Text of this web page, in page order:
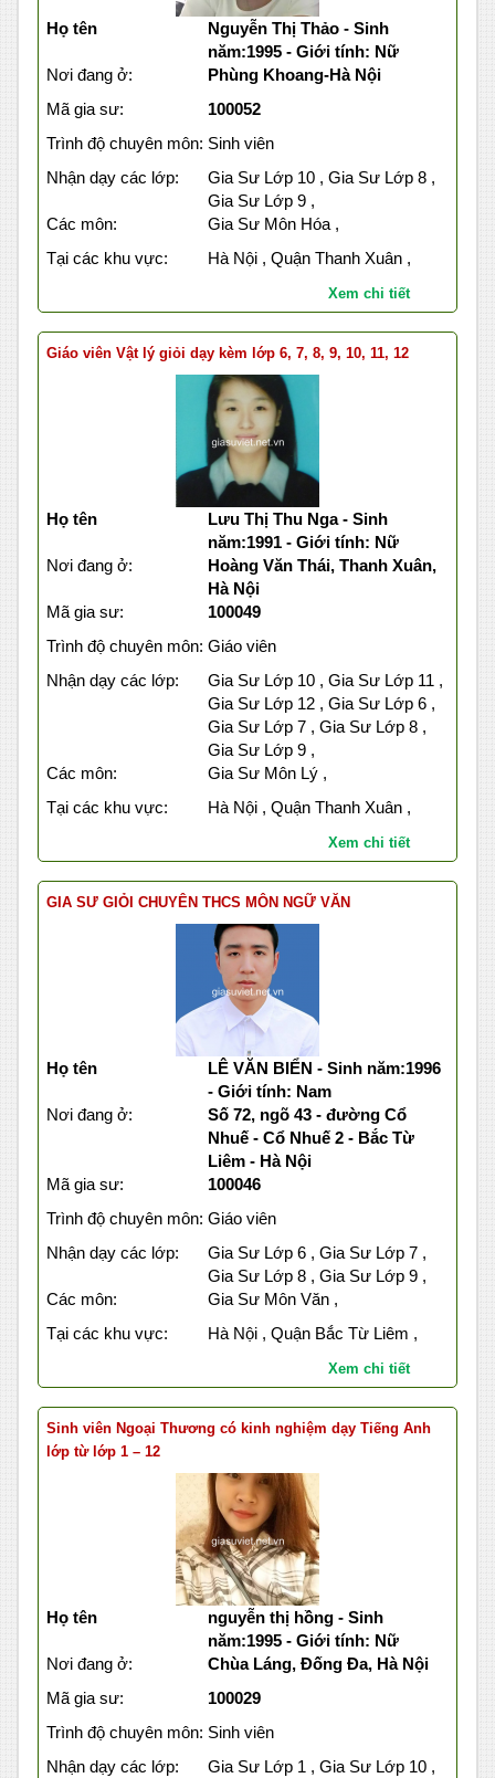
Họ tên
Nguyễn Thị Thảo - Sinh
năm:1995 - Giới tính: Nữ
Nơi đang ở:
Phùng Khoang-Hà Nội
Mã gia sư:
100052
Trình độ chuyên môn: Sinh viên
Nhận dạy các lớp:
Gia Sư Lớp 10 , Gia Sư Lớp 8 ,
Gia Sư Lớp 9 ,
Các môn:
Gia Sư Môn Hóa ,
Tại các khu vực:
Hà Nội , Quận Thanh Xuân ,
Xem chi tiết
Giáo viên Vật lý giỏi dạy kèm lớp 6, 7, 8, 9, 10, 11, 12
Họ tên
Lưu Thị Thu Nga - Sinh
năm:1991 - Giới tính: Nữ
Nơi đang ở:
Hoàng Văn Thái, Thanh Xuân,
Hà Nội
Mã gia sư:
100049
Trình độ chuyên môn: Giáo viên
Nhận dạy các lớp:
Gia Sư Lớp 10 , Gia Sư Lớp 11 ,
Gia Sư Lớp 12 , Gia Sư Lớp 6 ,
Gia Sư Lớp 7 , Gia Sư Lớp 8 ,
Gia Sư Lớp 9 ,
Các môn:
Gia Sư Môn Lý ,
Tại các khu vực:
Hà Nội , Quận Thanh Xuân ,
Xem chi tiết
GIA SƯ GIỎI CHUYÊN THCS MÔN NGỮ VĂN
Họ tên
LÊ VĂN BIỂN - Sinh năm:1996
- Giới tính: Nam
Nơi đang ở:
Số 72, ngõ 43 - đường Cổ
Nhuế - Cổ Nhuế 2 - Bắc Từ
Liêm - Hà Nội
Mã gia sư:
100046
Trình độ chuyên môn: Giáo viên
Nhận dạy các lớp:
Gia Sư Lớp 6 , Gia Sư Lớp 7 ,
Gia Sư Lớp 8 , Gia Sư Lớp 9 ,
Các môn:
Gia Sư Môn Văn ,
Tại các khu vực:
Hà Nội , Quận Bắc Từ Liêm ,
Xem chi tiết
Sinh viên Ngoại Thương có kinh nghiệm dạy Tiếng Anh
lớp từ lớp 1 – 12
Họ tên
nguyễn thị hồng - Sinh
năm:1995 - Giới tính: Nữ
Nơi đang ở:
Chùa Láng, Đống Đa, Hà Nội
Mã gia sư:
100029
Trình độ chuyên môn: Sinh viên
Nhận dạy các lớp:
Gia Sư Lớp 1 , Gia Sư Lớp 10 ,